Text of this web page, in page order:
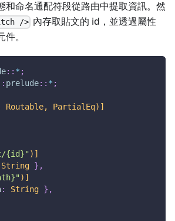
和命名通配符段從路由中提取資訊。然
/> 內存取貼文的 id，並透過屬性
。
:: * ;
prelude:: * ;
Routable, PartialEq)]
{id}" )]
String } ,
)]
: String } ,